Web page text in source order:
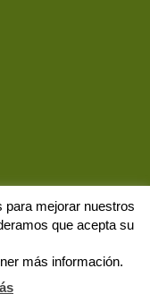
mejorar nuestros
que acepta su
más información.
de datos Solicitud de baja